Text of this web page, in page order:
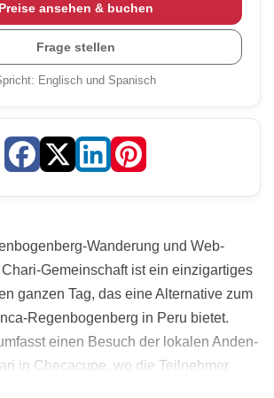
Wanderung und Web-
Gemeinschaft ist ein einzigartiges
ganzen Tag, das eine Alternative zum
Regenbogenberg in Peru bietet.
einen Besuch der lokalen Anden-
in Checacupe, wo die Teilnehmer
lernen und in die lokale Kultur
Preise ansehen & buchen
Frage stellen
: Englisch und Spanisch